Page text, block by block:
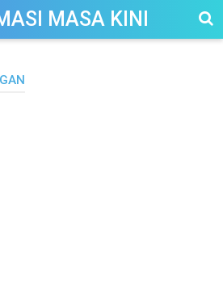
MASA KINI